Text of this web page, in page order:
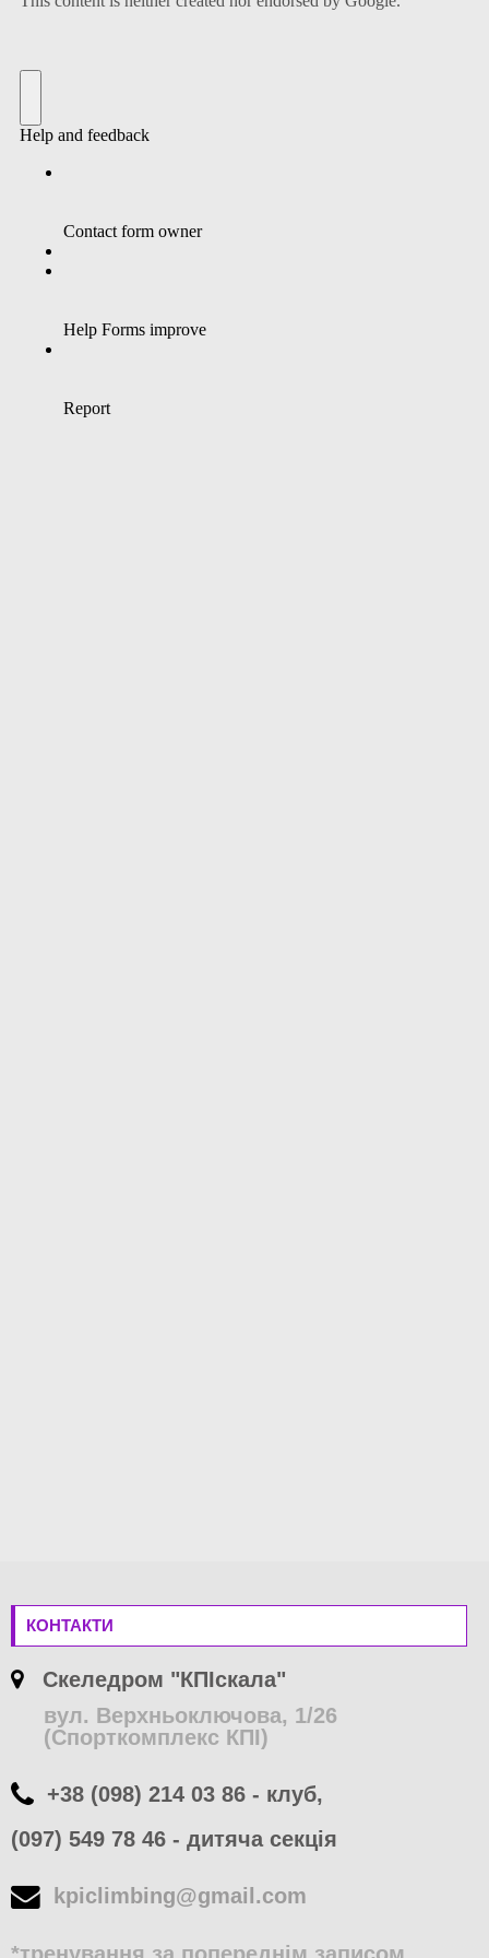
КОНТАКТИ
Скеледром "КПІскала"
вул. Верхньоключова, 1/26
(Спорткомплекс КПІ)
+38 (098) 214 03 86 - клуб,
(097) 549 78 46 - дитяча секція
kpiclimbing@gmail.com